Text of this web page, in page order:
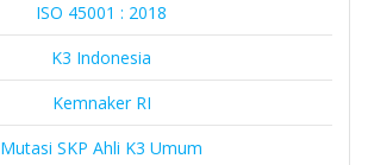
ISO 45001 : 2018
K3 Indonesia
Kemnaker RI
Mutasi SKP Ahli K3 Umum